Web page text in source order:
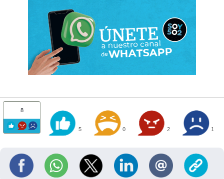
8
5 0 2 1